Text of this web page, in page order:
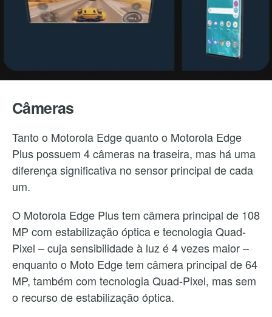
Câmeras
Tanto o Motorola Edge quanto o Motorola Edge
Plus possuem 4 câmeras na traseira, mas há uma
diferença significativa no sensor principal de cada
um.
O Motorola Edge Plus tem câmera principal de 108
MP com estabilização óptica e tecnologia Quad-
Pixel – cuja sensibilidade à luz é 4 vezes maior –
enquanto o Moto Edge tem câmera principal de 64
MP, também com tecnologia Quad-Pixel, mas sem
o recurso de estabilização óptica.